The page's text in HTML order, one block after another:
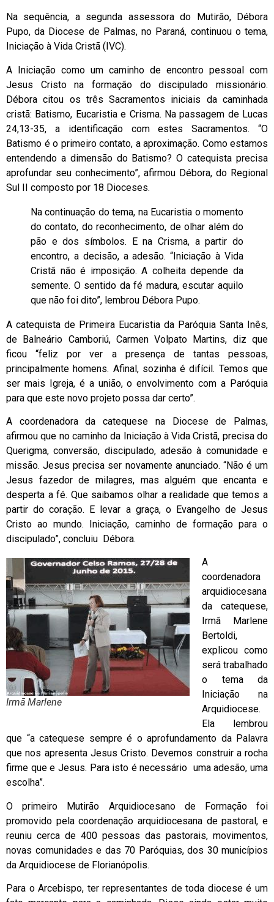
Na sequência, a segunda assessora do Mutirão, Débora
Pupo, da Diocese de Palmas, no Paraná, continuou o tema,
Iniciação à Vida Cristã (IVC).
A Iniciação como um caminho de encontro pessoal com
Jesus Cristo na formação do discipulado missionário.
Débora citou os três Sacramentos iniciais da caminhada
cristã: Batismo, Eucaristia e Crisma. Na passagem de Lucas
24,13-35, a identificação com estes Sacramentos. “O
Batismo é o primeiro contato, a aproximação. Como estamos
entendendo a dimensão do Batismo? O catequista precisa
aprofundar seu conhecimento”, afirmou Débora, do Regional
Sul II composto por 18 Dioceses.
Na continuação do tema, na Eucaristia o momento
do contato, do reconhecimento, de olhar além do
pão e dos símbolos. E na Crisma, a partir do
encontro, a decisão, a adesão. “Iniciação à Vida
Cristã não é imposição. A colheita depende da
semente. O sentido da fé madura, escutar aquilo
que não foi dito”, lembrou Débora Pupo.
A catequista de Primeira Eucaristia da Paróquia Santa Inês,
de Balneário Camboriú, Carmen Volpato Martins, diz que
ficou “feliz por ver a presença de tantas pessoas,
principalmente homens. Afinal, sozinha é difícil. Temos que
ser mais Igreja, é a união, o envolvimento com a Paróquia
para que este novo projeto possa dar certo”.
A coordenadora da catequese na Diocese de Palmas,
afirmou que no caminho da Iniciação à Vida Cristã, precisa do
Querigma, conversão, discipulado, adesão à comunidade e
missão. Jesus precisa ser novamente anunciado. “Não é um
Jesus fazedor de milagres, mas alguém que encanta e
desperta a fé. Que saibamos olhar a realidade que temos a
partir do coração. E levar a graça, o Evangelho de Jesus
Cristo ao mundo. Iniciação, caminho de formação para o
discipulado”, concluiu Débora.
Irmã Marlene
A
coordenadora
arquidiocesana
da catequese,
Irmã Marlene
Bertoldi,
explicou como
será trabalhado
o tema da
Iniciação na
Arquidiocese.
Ela lembrou
que “a catequese sempre é o aprofundamento da Palavra
que nos apresenta Jesus Cristo. Devemos construir a rocha
firme que e Jesus. Para isto é necessário uma adesão, uma
escolha”.
O primeiro Mutirão Arquidiocesano de Formação foi
promovido pela coordenação arquidiocesana de pastoral, e
reuniu cerca de 400 pessoas das pastorais, movimentos,
novas comunidades e das 70 Paróquias, dos 30 municípios
da Arquidiocese de Florianópolis.
Para o Arcebispo, ter representantes de toda diocese é um